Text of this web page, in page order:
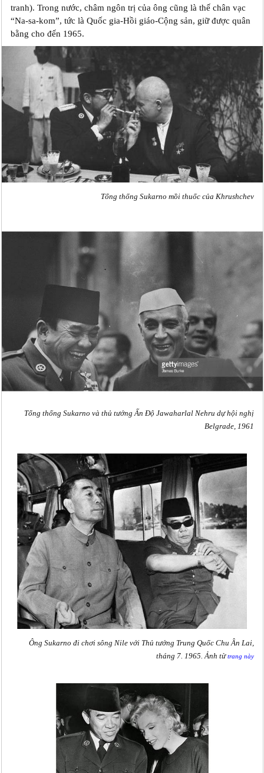
tranh). Trong nước, châm ngôn trị của ông cũng là thế chân vạc
“Na-sa-kom”, tức là Quốc gia-Hồi giáo-Cộng sản, giữ được quân
bằng cho đến 1965.
Tổng thống Sukarno mồi thuốc của Khrushchev
Tổng thống Sukarno và thủ tướng Ấn Độ Jawaharlal Nehru dự hội nghị
Belgrade, 1961
Ông Sukarno đi chơi sông Nile với Thủ tướng Trung Quốc Chu Ân Lai,
tháng 7. 1965. Ảnh từtrang này